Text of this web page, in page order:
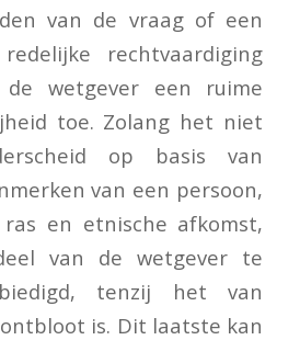
van de vraag of een
rechtvaardiging
wetgever een ruime
toe. Zolang het niet
op basis van
van een persoon,
ras en etnische afkomst,
van de wetgever te
tenzij het van
is. Dit laatste kan